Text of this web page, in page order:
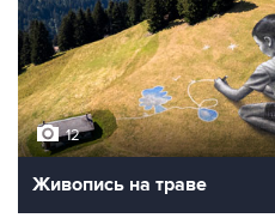
12
Живопись на траве